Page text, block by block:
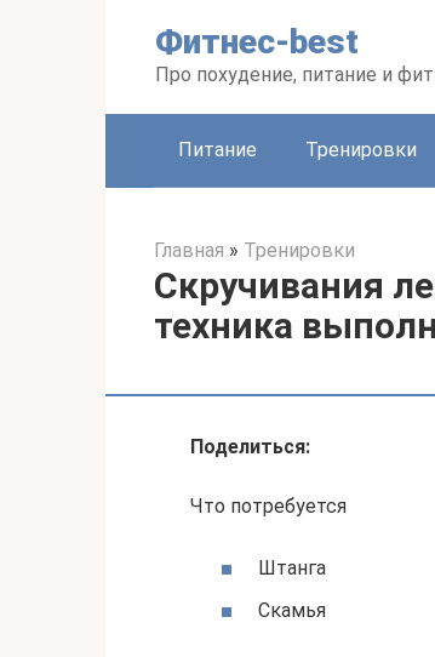
Фитнес-best
Про похудение, питание и
Питание Тренировки
Главная » Тренировки
Скручивания
техника
Поделиться:
Что потребуется
Штанга
Скамья